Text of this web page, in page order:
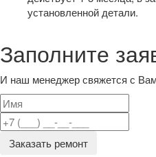
установленной детали.
Заполните
И наш менеджер свяжется с
Заказать ремонт